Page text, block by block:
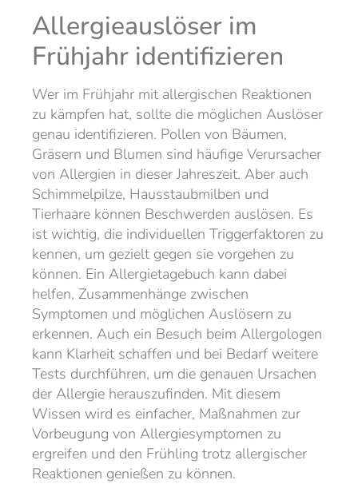
Allergieauslöser im
Frühjahr identifizieren
Wer im Frühjahr mit allergischen Reaktionen
zu kämpfen hat, sollte die möglichen Auslöser
genau identifizieren. Pollen von Bäumen,
Gräsern und Blumen sind häufige Verursacher
von Allergien in dieser Jahreszeit. Aber auch
Schimmelpilze, Hausstaubmilben und
Tierhaare können Beschwerden auslösen. Es
ist wichtig, die individuellen Triggerfaktoren zu
kennen, um gezielt gegen sie vorgehen zu
können. Ein Allergietagebuch kann dabei
helfen, Zusammenhänge zwischen
Symptomen und möglichen Auslösern zu
erkennen. Auch ein Besuch beim Allergologen
kann Klarheit schaffen und bei Bedarf weitere
Tests durchführen, um die genauen Ursachen
der Allergie herauszufinden. Mit diesem
Wissen wird es einfacher, Maßnahmen zur
Vorbeugung von Allergiesymptomen zu
ergreifen und den Frühling trotz allergischer
Reaktionen genießen zu können.